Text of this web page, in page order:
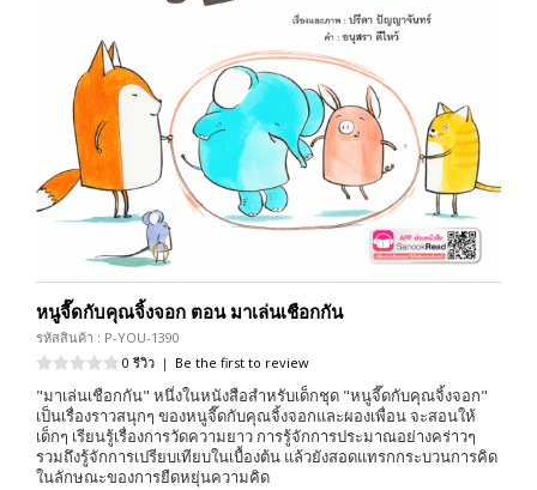
หนูจี๊ดกับคุณจิ้งจอก ตอน มาเล่นเชือกกัน
รหัสสินค้า : P-YOU-1390
0 รีวิว | Be the first to review
"มาเล่นเชือกกัน" หนึ่งในหนังสือสำหรับเด็กชุด "หนูจี๊ดกับคุณจิ้งจอก"
เป็นเรื่องราวสนุกๆ ของหนูจี๊ดกับคุณจิ้งจอกและผองเพื่อน จะสอนให้
เด็กๆ เรียนรู้เรื่องการวัดความยาว การรู้จักการประมาณอย่างคร่าวๆ
รวมถึงรู้จักการเปรียบเทียบในเบื้องต้น แล้วยังสอดแทรกกระบวนการคิด
ในลักษณะของการยืดหยุ่นความคิด